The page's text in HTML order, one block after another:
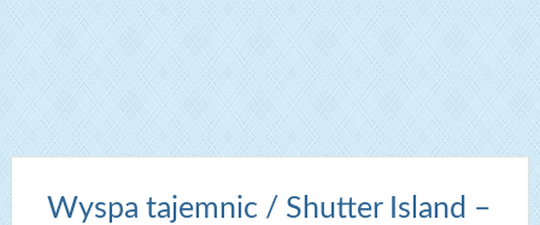
Wyspa tajemnic / Shutter Island –